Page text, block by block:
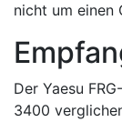
nicht um einen
Der Yaesu
3400